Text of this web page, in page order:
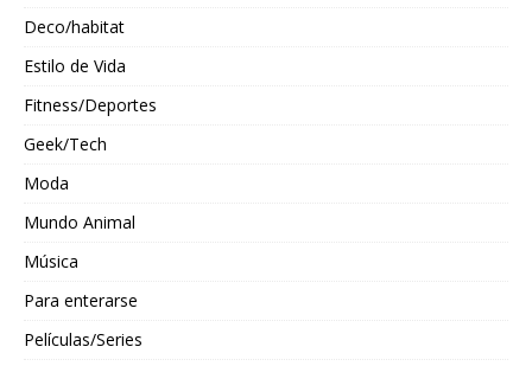
Deco/habitat
Estilo de Vida
Fitness/Deportes
Geek/Tech
Moda
Mundo Animal
Música
Para enterarse
Películas/Series